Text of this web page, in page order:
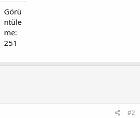
Görü
ntüle
me:
251
#2